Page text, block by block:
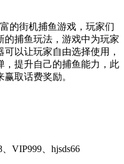
的街机捕鱼游戏，玩家们
的捕鱼玩法，游戏中为玩家
以让玩家自由选择使用，
，提升自己的捕鱼能力，此
取话费奖励。
VIP999、hjsds66